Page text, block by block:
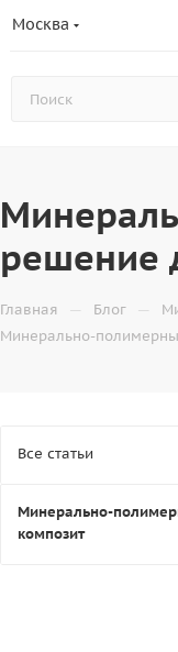
Москва
решение
Главная — Блог —
Минерально-
Все статьи
Минерально-
композит